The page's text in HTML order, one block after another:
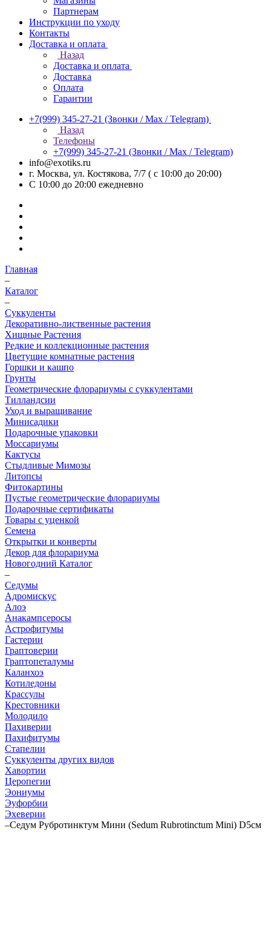
Партнерам
Инструкции по уходу
Контакты
Доставка и оплата
Назад
Доставка и оплата
Доставка
Оплата
Гарантии
+7(999) 345-27-21 (Звонки / Max / Telegram)
Назад
Телефоны
+7(999) 345-27-21 (Звонки / Max / Telegram)
info@exotiks.ru
г. Москва, ул. Костякова, 7/7 ( с 10:00 до 20:00)
С 10:00 до 20:00 ежедневно
Главная
–
Каталог
–
Суккуленты
Декоративно-лиственные растения
Хищные Растения
Редкие и коллекционные растения
Цветущие комнатные растения
Горшки и кашпо
Грунты
Геометрические флорариумы с суккулентами
Тилландсии
Уход и выращивание
Минисадики
Подарочные упаковки
Моссариумы
Кактусы
Стыдливые Мимозы
Литопсы
Фитокартины
Пустые геометрические флорариумы
Подарочные сертификаты
Товары с уценкой
Семена
Открытки и конверты
Декор для флорариума
Новогодний Каталог
–
Седумы
Адромискус
Алоэ
Анакампсеросы
Астрофитумы
Гастерии
Граптоверии
Граптопеталумы
Каланхоэ
Котиледоны
Крассулы
Крестовники
Молодило
Пахиверии
Пахифитумы
Стапелии
Суккуленты других видов
Хавортии
Церопегии
Эониумы
Эуфорбии
Эхеверии
–Седум Рубротинктум Мини (Sedum Rubrotinctum Mini) D5см